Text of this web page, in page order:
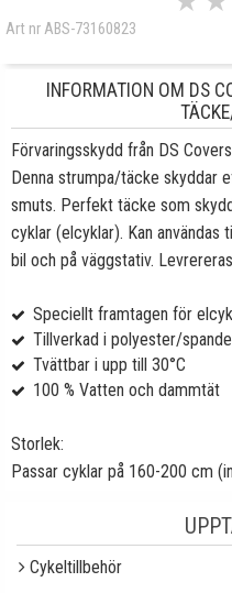
Art nr ABS-73160823
INFORMATION OM DS
Förvaringsskydd från DS
Denna strumpa/täcke skyddar
smuts. Perfekt täcke som
cyklar (elcyklar). Kan användas
bil och på väggstativ.
Speciellt framtagen för
Tillverkad i polyester/
Tvättbar i upp till 30°C
100 % Vatten och dammtät
Storlek:
Passar cyklar på 160-200 cm
Cykeltillbehör